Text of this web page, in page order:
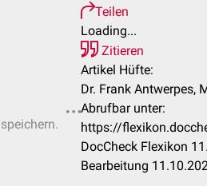
Teilen
Loading...
Zitieren
Artikel Hüfte:
Dr. Frank Antwerpes,
Abrufbar unter:
https://
DocCheck Flexikon
Bearbeitung